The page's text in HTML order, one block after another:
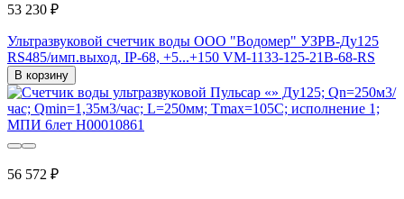
53 230 ₽
Ультразвуковой счетчик воды ООО "Водомер" УЗРВ-Ду125
RS485/имп.выход, IP-68, +5...+150 VM-1133-125-21B-68-RS
В корзину
56 572 ₽